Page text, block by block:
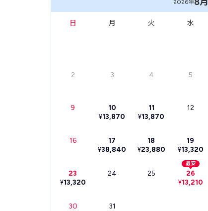
2026年
日 月 火 水
2 3 4 5
9
10
¥13,870
11
¥13,870
12
16
17
¥38,840
18
¥23,880
19
¥13,320
23
¥13,320
24 25
最安
26
¥13,210
30 31